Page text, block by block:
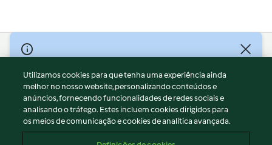
© Copyright 2026
Termos de Utilização
Aviso sobre Proteção de Dados
Aviso
Apoio legal
Utilizamos cookies para que tenha uma experiência ainda
melhor no nosso website, personalizando conteúdos e
anúncios, fornecendo funcionalidades de redes sociais e
analisando o tráfego. Estes incluem cookies dirigidos para
os meios de comunicação e cookies de analítica avançada.